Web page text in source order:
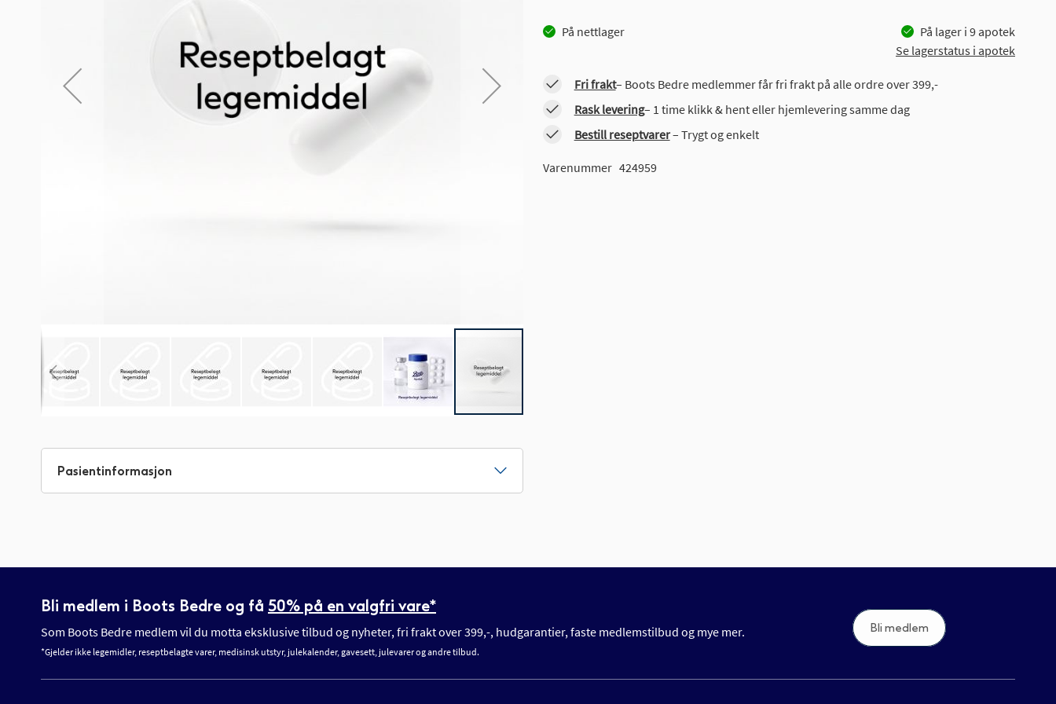
På nettlager På lager i 9apotek
Se lagerstatus i apotek
Fri frakt– Boots Bedre medlemmer får fri frakt på alle ordre over 399,-
Rask levering– 1 time klikk & hent eller hjemlevering samme dag
Bestill reseptvarer– Trygt og enkelt
Varenummer 424959
til
begynnelsen
Pasientinformasjon
Bli medlem i Boots Bedre og få 50% på en valgfri vare*
Som Boots Bedre medlem vil du motta eksklusive tilbud og nyheter, fri frakt over 399,-, hudgarantier, faste medlemstilbud og mye mer.
*Gjelder ikke legemidler, reseptbelagte varer, medisinsk utstyr, julekalender, gavesett, julevarer og andre tilbud.
Bli medlem